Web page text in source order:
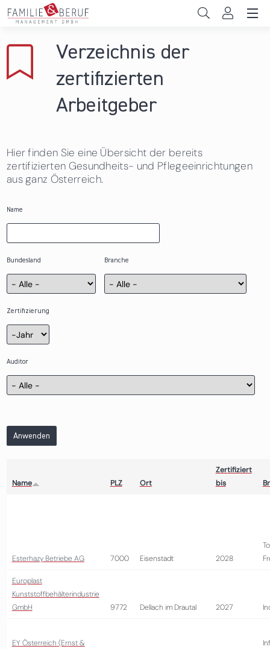
Direkt zum Inhalt
Gemeinden
Das sind wir
News & Events
Verzeichnis der
zertifizierten
Arbeitgeber
Hier finden Sie eine Übersicht der bereits
zertifizierten Gesundheits- und Pflegeeinrichtungen
aus ganz Österreich.
Name
Bundesland Branche
Zertifizierung
Zertifizierung
Jahr
Auditor
Anwenden
Name PLZ Ort
Zertifiziert
bis
Esterhazy Betriebe AG 7000 Eisenstadt 2028
Europlast
Kunststoffbehälterindustrie
GmbH
9772 Dellach im Drautal 2027
EY Österreich (Ernst &